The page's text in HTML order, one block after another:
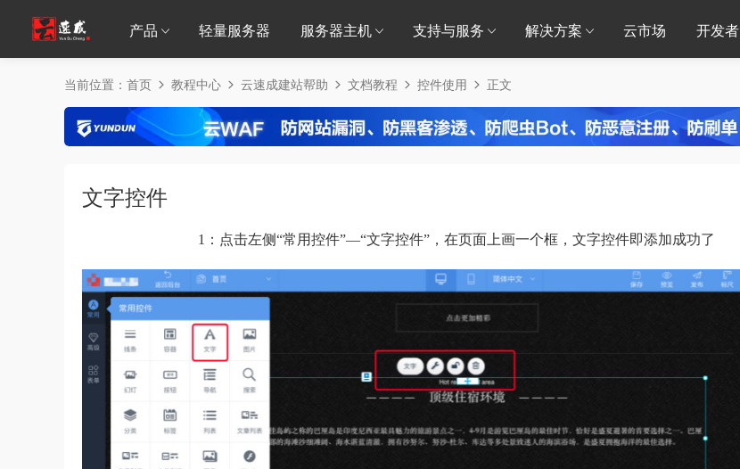
产品 轻量服务器 服务器主机 支持与服务 解决方案 云市场 开发者
当前位置： 首页 教程中心 云速成建站帮助 文档教程 控件使用 正文
文字控件
1：点击左侧“常用控件”—“文字控件”，在页面上画一个框，文字控件即添加成功了